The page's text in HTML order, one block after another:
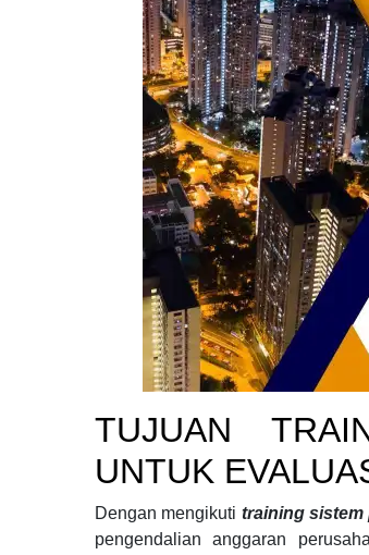
TUJUAN
UNTUK
Dengan mengikuti training sistem
pengendalian anggaran